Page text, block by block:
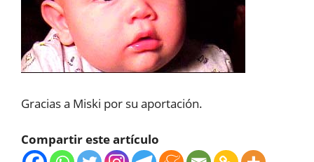
Gracias a Miski por su aportación.
Compartir este artículo